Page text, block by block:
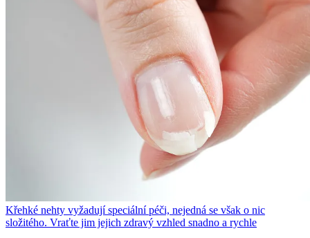
Křehké nehty vyžadují speciální péči, nejedná se však o nic
složitého. Vraťte jim jejich zdravý vzhled snadno a rychle